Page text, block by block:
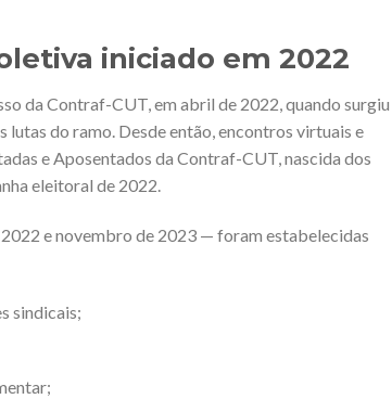
iniciado em 2022
da Contraf-CUT, em abril de 2022, quando surgiu
do ramo. Desde então, encontros virtuais e
e Aposentados da Contraf-CUT, nascida dos
eleitoral de 2022.
e novembro de 2023 — foram estabelecidas
sindicais;